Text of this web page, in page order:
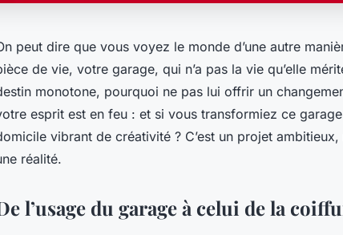
peut dire que vous voyez le monde d’une autre
de vie, votre garage, qui n’a pas la vie qu’elle
monotone, pourquoi ne pas lui offrir un
esprit est en feu : et si vous transformiez ce
vibrant de créativité ? C’est un projet
réalité.
l’usage du garage à celui de la